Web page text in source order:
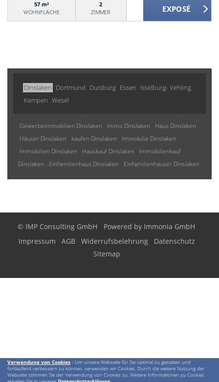
57 m²
WOHNFLÄCHE
2
ZIMMER
Dinslaken Dortmund Duisburg Essen Isselburg- Vehling
Kempen Wesel
Gewerbeimmobilien Dinslaken Immo Dinslaken
Haus Dinslaken
Häuser Dinslaken
kaufen Dinslaken
Immobilie Dinslaken
Immobilien Dinslaken
Hauskauf Dinslaken
Immobilienkauf
Dinslaken
Einfamilienhaus Dinslaken Einfamilienhäuser Dinslaken
Verwendung von Cookies - Um unsere Webseite für Sie optimal zu gestalten und
fortlaufend verbessern zu können, verwenden wir Cookies. Durch die weitere Nutzung der
Webseite stimmen Sie der Verwendung von Cookies zu. Weitere Informationen zu Cookies
© IMP Consulting GmbH Powered by Immonia GmbH
Impressum
AGB Widerrufsbelehrung
Datenschutz
Sitemap